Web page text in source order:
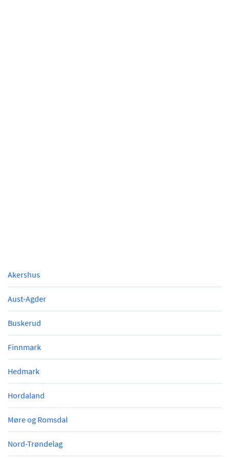
Akershus
Aust-Agder
Buskerud
Finnmark
Hedmark
Hordaland
Møre og Romsdal
Nord-Trøndelag